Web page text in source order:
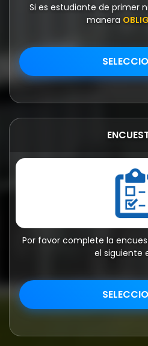
Si es estudiante de primer
manera
Por favor complete la
el siguiente